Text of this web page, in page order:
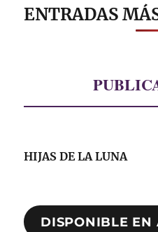
ENTRADAS
HIJAS DE LA LUNA
DISPONIBLE EN